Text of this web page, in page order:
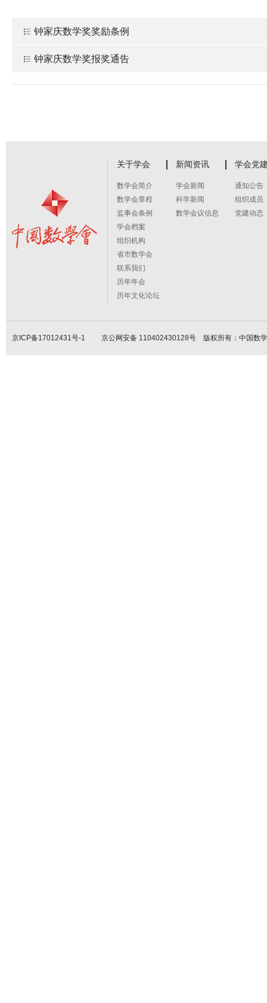
钟家庆数学奖奖励条例
钟家庆数学奖报奖通告
关于学会
数学会简介
数学会章程
监事会条例
学会档案
组织机构
省市数学会
联系我们
历年年会
历年文化论坛
新闻资讯
学会新闻
科学新闻
数学会议信息
学会党
通知公告
组织成员
党建动态
京ICP备17012431号-1 京公网安备 110402430128号 版权所有：中国